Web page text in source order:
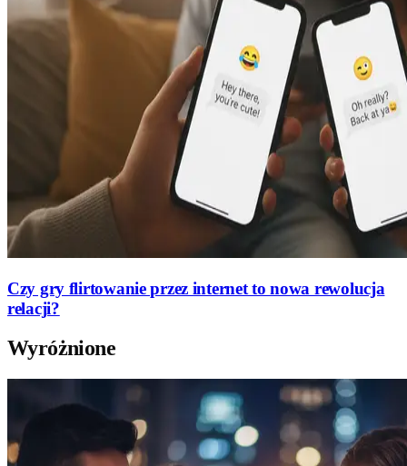
Czy gry flirtowanie przez internet to nowa rewolucja
relacji?
Wyróżnione